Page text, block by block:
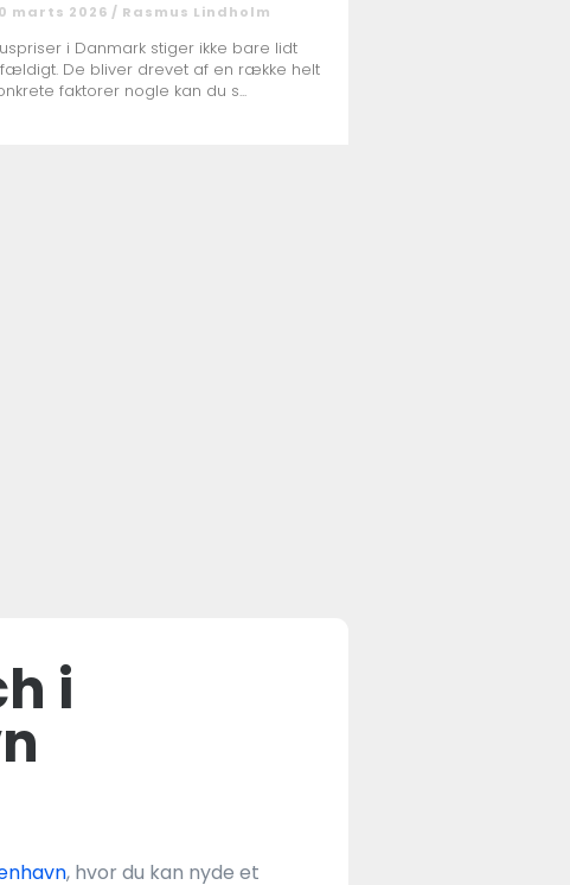
marts 2026 / Rasmus Lindholm
i Danmark stiger ikke bare lidt
De bliver drevet af en række helt
faktorer nogle kan du s...
i
, hvor du kan nyde et